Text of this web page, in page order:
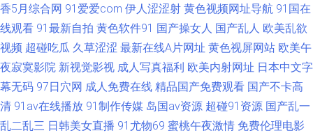
在线高清视频 午夜成人黑料福利 91黄日 免费阿Ⅴ 蜜桃视屏 91国产福利 九九
热毛茸茸 欧美一二区啪啪 91在线视频免费观看 尤物一区在线视频 福利所av
久久成人毛片 91人妻视频 东方AV在线影库 黄色仓库在线免费观看
香5月综合网 91爱爱com 伊人涩涩射 黄色视频网址导航 91国在
线观看 91最新自拍 黄色软件91 国产操女人 国产乱人 欧美乱欲
视频 超碰吃瓜 久草涩涩 最新在线A片网址 黄色视屏网站 欧美午
夜寂寞影院 新视觉影视 成人写真福利 欧美内射网址 日本中文字
幕无码 97日穴网 成人免费在线 精品国产免费观看 国产不卡高
清 91av在线播放 91制作传媒 岛国av资源 超碰91资源 国产乱一
乱二乱三 日韩美女直播 91尤物69 蜜桃午夜激情 免费伦理电影